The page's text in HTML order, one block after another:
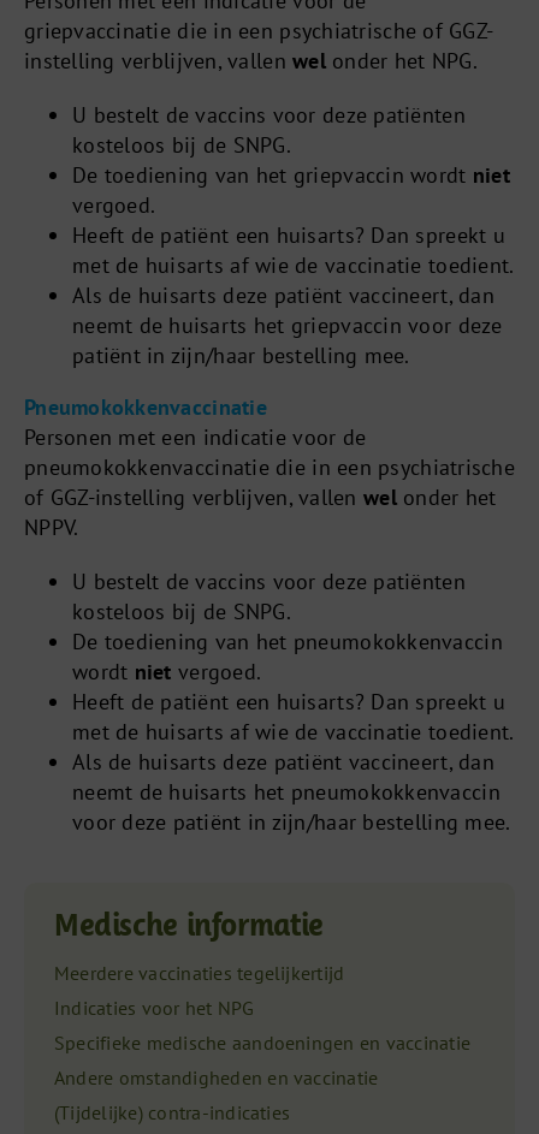
griepvaccinatie die in een psychiatrische of GGZ-
instelling verblijven, vallenwelonder het NPG.
U bestelt de vaccins voor deze patiënten
kosteloos bij de SNPG.
De toediening van het griepvaccin wordt niet
vergoed.
Heeft de patiënt een huisarts? Dan spreekt u
met de huisarts af wie de vaccinatie toedient.
Als de huisarts deze patiënt vaccineert, dan
neemt de huisarts het griepvaccin voor deze
patiënt in zijn/haar bestelling mee.
Pneumokokkenvaccinatie
Personen met een indicatie voor de
pneumokokkenvaccinatie die in een psychiatrische
of GGZ-instelling verblijven, vallen wel onder het
NPPV.
U bestelt de vaccins voor deze patiënten
kosteloos bij de SNPG.
De toediening van het pneumokokkenvaccin
wordt niet vergoed.
Heeft de patiënt een huisarts? Dan spreekt u
met de huisarts af wie de vaccinatie toedient.
Als de huisarts deze patiënt vaccineert, dan
neemt de huisarts het pneumokokkenvaccin
voor deze patiënt in zijn/haar bestelling mee.
Medische informatie
Meerdere vaccinaties tegelijkertijd
Indicaties voor het NPG
Specifieke medische aandoeningen en vaccinatie
Andere omstandigheden en vaccinatie
(Tijdelijke) contra-indicaties